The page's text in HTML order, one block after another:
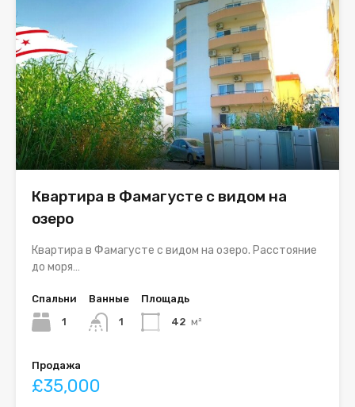
Квартира в Фамагусте с видом на
озеро
Квартира в Фамагусте с видом на озеро. Расстояние
до моря…
Спальни
1
Ванные
1
Площадь
42 м²
Продажа
£35,000